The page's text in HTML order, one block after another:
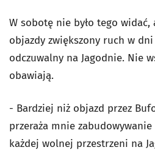
W sobotę nie było tego widać,
objazdy zwiększony ruch w
odczuwalny na Jagodnie. Nie
obawiają.
- Bardziej niż objazd przez
przeraża mnie
każdej wolnej przestrzeni na